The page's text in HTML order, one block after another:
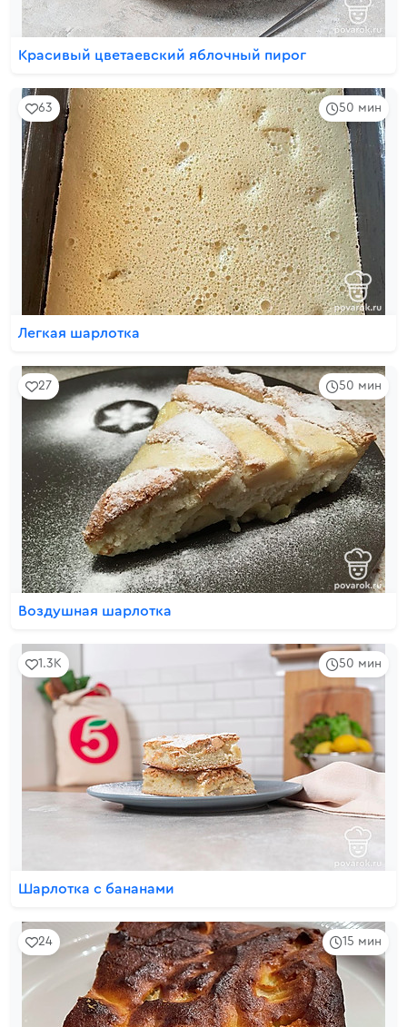
Красивый цветаевский яблочный пирог
50 мин
63
Легкая шарлотка
50 мин
27
Воздушная шарлотка
50 мин
1.3K
Шарлотка с бананами
15 мин
24